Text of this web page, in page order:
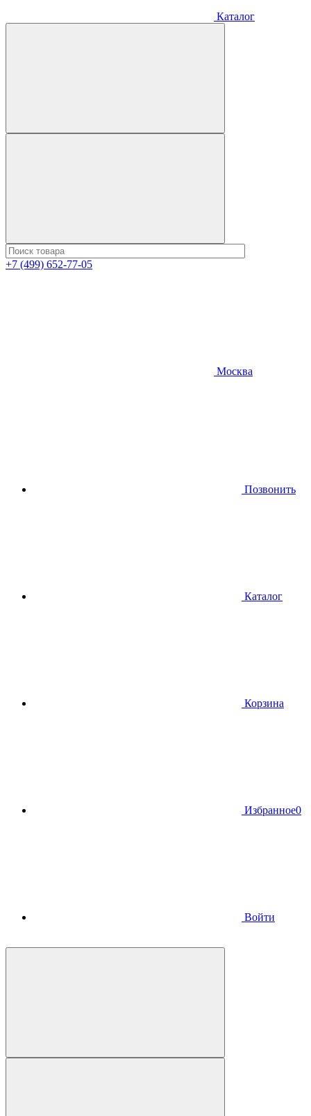
Каталог
+7 (499) 652-77-05
Москва
Позвонить
Каталог
Корзина
Избранное0
Войти